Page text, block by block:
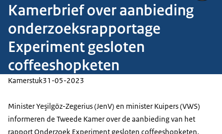
Kamerbrief over aanbieding
onderzoeksrapportage
Experiment gesloten
coffeeshopketen
Kamerstuk31-05-2023
Minister Yeşilgöz-Zegerius (JenV) en minister Kuipers (VWS)
informeren de Tweede Kamer over de aanbieding van het
rapport Onderzoek Experiment gesloten coffeeshopketen,